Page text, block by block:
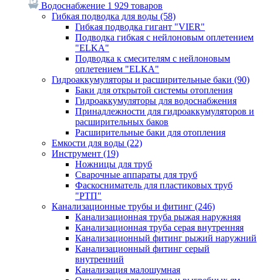
Водоснабжение 1 929 товаров
Гибкая подводка для воды (58)
Гибкая подводка гигант "VIER"
Подводка гибкая с нейлоновым оплетением
"ELKA"
Подводка к смесителям с нейлоновым
оплетением "ELKA"
Гидроаккумуляторы и расширительные баки (90)
Баки для открытой системы отопления
Гидроаккумуляторы для водоснабжения
Принадлежности для гидроаккумуляторов и
расширительных баков
Расширительные баки для отопления
Емкости для воды (22)
Инструмент (19)
Ножницы для труб
Сварочные аппараты для труб
Фаскосниматель для пластиковых труб
"РТП"
Канализационные трубы и фитинг (246)
Канализационная труба рыжая наружняя
Канализационная труба серая внутренняя
Канализационный фитинг рыжий наружний
Канализационный фитинг серый
внутренний
Канализация малошумная